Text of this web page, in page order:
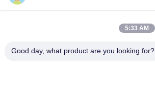
5:33 AM
Good day, what product are you looking for?